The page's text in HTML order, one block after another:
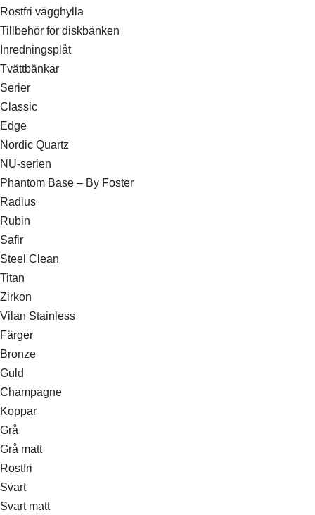
Rostfri vägghylla
Tillbehör för diskbänken
Inredningsplåt
Tvättbänkar
Serier
Classic
Edge
Nordic Quartz
NU-serien
Phantom Base – By Foster
Radius
Rubin
Safir
Steel Clean
Titan
Zirkon
Vilan Stainless
Färger
Bronze
Guld
Champagne
Koppar
Grå
Grå matt
Rostfri
Svart
Svart matt